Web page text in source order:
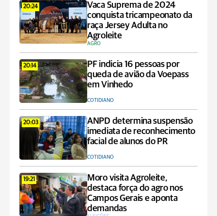
20:24
Vaca Suprema de 2024
conquista tricampeonato da
raça Jersey Adulta no
Agroleite
AGRO
20:14
PF indicia 16 pessoas por
queda de avião da Voepass
em Vinhedo
COTIDIANO
20:03
ANPD determina suspensão
imediata de reconhecimento
facial de alunos do PR
COTIDIANO
19:21
Moro visita Agroleite,
destaca força do agro nos
Campos Gerais e aponta
demandas